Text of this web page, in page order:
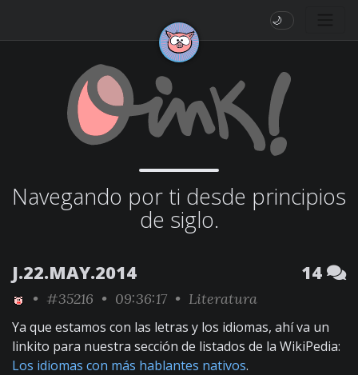
🌙
Navegando por ti desde principios
de siglo.
J.22.MAY.2014 14
• #35216 • 09:36:17 • Literatura
Ya que estamos con las letras y los idiomas, ahí va un
linkito para nuestra sección de listados de la WikiPedia:
Los idiomas con más hablantes nativos.